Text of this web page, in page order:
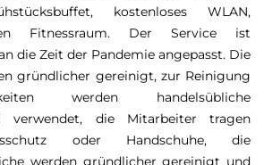
kostenloses WLAN,
Fitnessraum. Der Service ist
die Zeit der Pandemie angepasst. Die
gründlicher gereinigt, zur Reinigung
werden handelsübliche
verwendet, die Mitarbeiter tragen
oder Handschuhe, die
werden gründlicher gereinigt und